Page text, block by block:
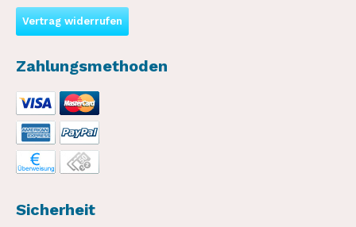
Vertrag widerrufen
Zahlungsmethoden
Sicherheit